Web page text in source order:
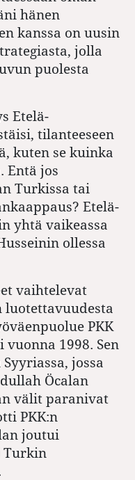
hänen
kanssa on uusin
jolla
puolesta
Etelä-
tilanteeseen
kuten se kuinka
Entä jos
Turkissa tai
Etelä-
yhtä vaikeassa
ollessa
vaihtelevat
luotettavuudesta
PKK
1998. Sen
jossa
Öcalan
välit paranivat
PKK:n
joutui
Turkin